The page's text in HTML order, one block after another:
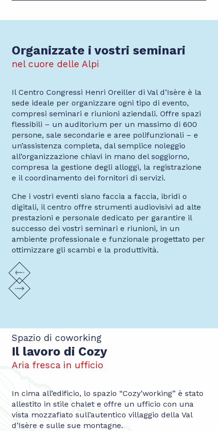
Organizzate i vostri seminari
nel cuore delle Alpi
Il Centro Congressi Henri Oreiller di Val d’Isère è la
sede ideale per organizzare ogni tipo di evento,
compresi seminari e riunioni aziendali. Offre spazi
flessibili – un auditorium per un massimo di 600
persone, sale secondarie e aree polifunzionali – e
un’assistenza completa, dal semplice noleggio
all’organizzazione chiavi in mano del soggiorno,
compresa la gestione degli alloggi, la registrazione
e il coordinamento dei fornitori di servizi.
Che i vostri eventi siano faccia a faccia, ibridi o
digitali, il centro offre strumenti audiovisivi ad alte
prestazioni e personale dedicato per garantire il
successo dei vostri seminari e riunioni, in un
ambiente professionale e funzionale progettato per
ottimizzare gli scambi e la produttività.
Spazio di coworking
Il lavoro di Cozy
Aria fresca in ufficio
In cima all’edificio, lo spazio “Cozy’working” è stato
allestito in stile chalet e offre un ufficio con una
vista mozzafiato sull’autentico villaggio della Val
d’Isère e sulle sue montagne.